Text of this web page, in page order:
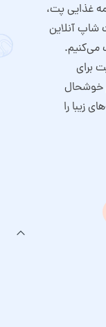
غذایی پت،
شاپ آنلاین
می‌کنیم.
برای
خوشحال
زیبا را